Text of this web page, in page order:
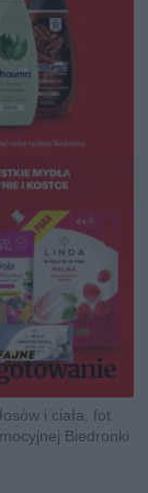
i ciała, fot.
Biedronki